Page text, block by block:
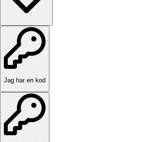
Jag har en kod